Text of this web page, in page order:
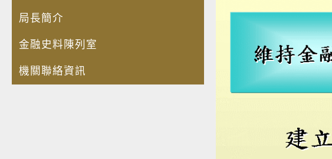
局長簡介
金融史料陳列室
機關聯絡資訊